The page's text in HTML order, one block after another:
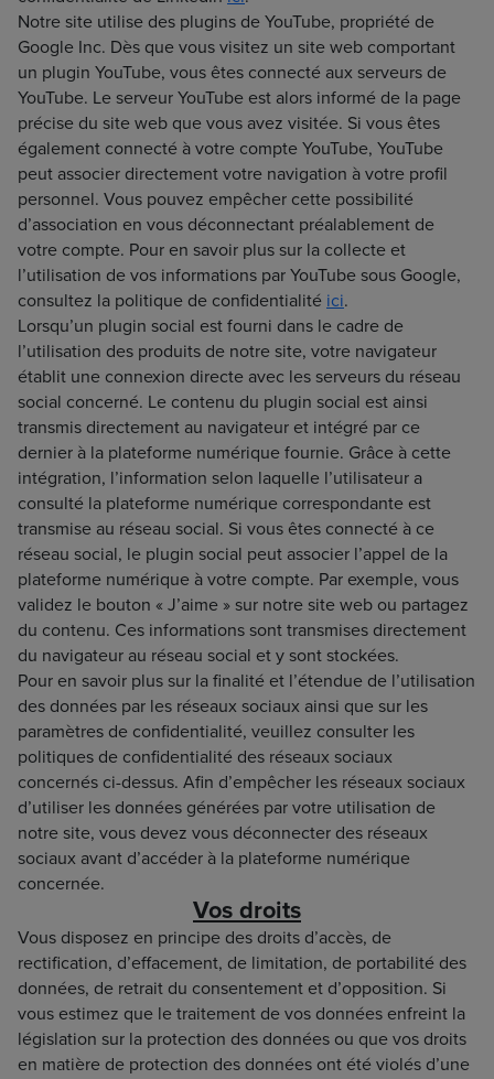
Notre site utilise des plugins de YouTube, propriété de
Google Inc. Dès que vous visitez un site web comportant
un plugin YouTube, vous êtes connecté aux serveurs de
YouTube. Le serveur YouTube est alors informé de la page
précise du site web que vous avez visitée. Si vous êtes
également connecté à votre compte YouTube, YouTube
peut associer directement votre navigation à votre profil
personnel. Vous pouvez empêcher cette possibilité
d’association en vous déconnectant préalablement de
votre compte. Pour en savoir plus sur la collecte et
l’utilisation de vos informations par YouTube sous Google,
consultez la politique de confidentialité ici.
Lorsqu’un plugin social est fourni dans le cadre de
l’utilisation des produits de notre site, votre navigateur
établit une connexion directe avec les serveurs du réseau
social concerné. Le contenu du plugin social est ainsi
transmis directement au navigateur et intégré par ce
dernier à la plateforme numérique fournie. Grâce à cette
intégration, l’information selon laquelle l’utilisateur a
consulté la plateforme numérique correspondante est
transmise au réseau social. Si vous êtes connecté à ce
réseau social, le plugin social peut associer l’appel de la
plateforme numérique à votre compte. Par exemple, vous
validez le bouton « J’aime » sur notre site web ou partagez
du contenu. Ces informations sont transmises directement
du navigateur au réseau social et y sont stockées.
Pour en savoir plus sur la finalité et l’étendue de l’utilisation
des données par les réseaux sociaux ainsi que sur les
paramètres de confidentialité, veuillez consulter les
politiques de confidentialité des réseaux sociaux
concernés ci-dessus. Afin d’empêcher les réseaux sociaux
d’utiliser les données générées par votre utilisation de
notre site, vous devez vous déconnecter des réseaux
sociaux avant d’accéder à la plateforme numérique
concernée.
Vos droits
Vous disposez en principe des droits d’accès, de
rectification, d’effacement, de limitation, de portabilité des
données, de retrait du consentement et d’opposition. Si
vous estimez que le traitement de vos données enfreint la
législation sur la protection des données ou que vos droits
en matière de protection des données ont été violés d’une